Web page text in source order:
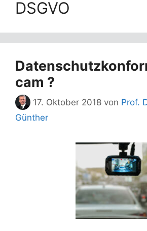
DSGVO
cam ?
17. Oktober 2018 von Prof.
Günther